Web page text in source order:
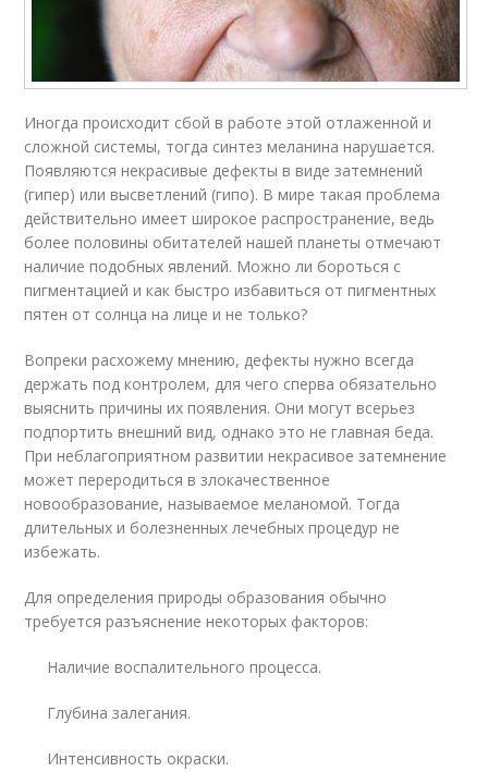
Иногда происходит сбой в работе этой отлаженной и
сложной системы, тогда синтез меланина нарушается.
Появляются некрасивые дефекты в виде затемнений
(гипер) или высветлений (гипо). В мире такая проблема
действительно имеет широкое распространение, ведь
более половины обитателей нашей планеты отмечают
наличие подобных явлений. Можно ли бороться с
пигментацией и как быстро избавиться от пигментных
пятен от солнца на лице и не только?
Вопреки расхожему мнению, дефекты нужно всегда
держать под контролем, для чего сперва обязательно
выяснить причины их появления. Они могут всерьез
подпортить внешний вид, однако это не главная беда.
При неблагоприятном развитии некрасивое затемнение
может переродиться в злокачественное
новообразование, называемое меланомой. Тогда
длительных и болезненных лечебных процедур не
избежать.
Для определения природы образования обычно
требуется разъяснение некоторых факторов:
Наличие воспалительного процесса.
Глубина залегания.
Интенсивность окраски.